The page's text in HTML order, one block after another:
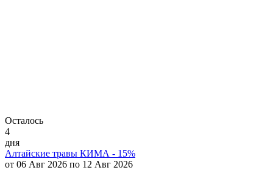
Осталось
4
дня
Алтайские травы КИМА - 15%
от 06 Авг 2026 по 12 Авг 2026